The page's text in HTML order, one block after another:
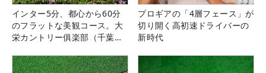
インター5分、都心から60分
のフラットな美観コース。大
栄カントリー俱楽部（千葉
プロギアの「4層フェース」が
切り開く高初速ドライバーの
新時代